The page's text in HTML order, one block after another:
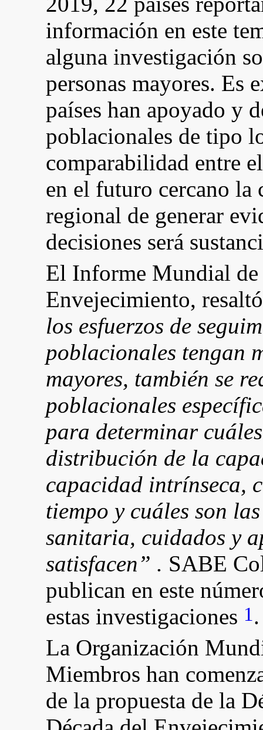
información en este
alguna investigación
personas mayores. Es
países han apoyado y
poblacionales de tipo
comparabilidad entre
en el futuro cercano la
regional de generar
decisiones será
El Informe Mundial
Envejecimiento,
los esfuerzos de
poblacionales tengan
mayores, también se
poblacionales
para determinar
distribución de la
capacidad intrínseca,
tiempo y cuáles son
sanitaria, cuidados y
satisfacen” . SABE
publican en este
estas investigaciones 1.
La Organización
Miembros han
de la propuesta de la